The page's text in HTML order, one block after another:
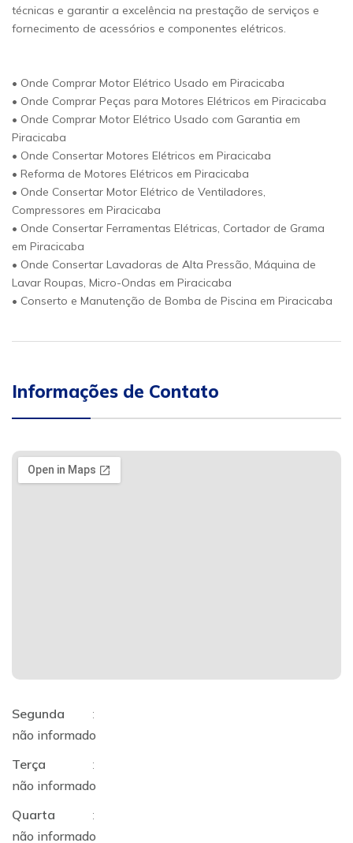
técnicas e garantir a excelência na prestação de serviços e
fornecimento de acessórios e componentes elétricos.
• Onde Comprar Motor Elétrico Usado em Piracicaba
• Onde Comprar Peças para Motores Elétricos em Piracicaba
• Onde Comprar Motor Elétrico Usado com Garantia em
Piracicaba
• Onde Consertar Motores Elétricos em Piracicaba
• Reforma de Motores Elétricos em Piracicaba
• Onde Consertar Motor Elétrico de Ventiladores,
Compressores em Piracicaba
• Onde Consertar Ferramentas Elétricas, Cortador de Grama
em Piracicaba
• Onde Consertar Lavadoras de Alta Pressão, Máquina de
Lavar Roupas, Micro-Ondas em Piracicaba
• Conserto e Manutenção de Bomba de Piscina em Piracicaba
Informações de Contato
Segunda
:
não informado
Terça
:
não informado
Quarta
:
não informado